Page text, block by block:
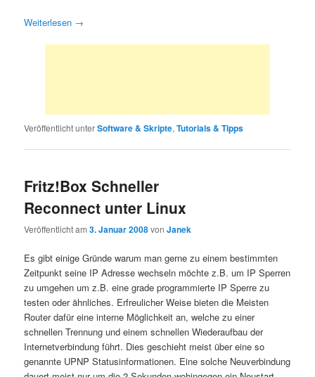
Weiterlesen →
Veröffentlicht unterSoftware & Skripte,Tutorials & Tipps
Fritz!Box Schneller
Reconnect unter Linux
Veröffentlicht am3. Januar 2008vonJanek
Es gibt einige Gründe warum man gerne zu einem bestimmten
Zeitpunkt seine IP Adresse wechseln möchte z.B. um IP Sperren
zu umgehen um z.B. eine grade programmierte IP Sperre zu
testen oder ähnliches. Erfreulicher Weise bieten die Meisten
Router dafür eine interne Möglichkeit an, welche zu einer
schnellen Trennung und einem schnellen Wiederaufbau der
Internetverbindung führt. Dies geschieht meist über eine so
genannte UPNP Statusinformationen. Eine solche Neuverbindung